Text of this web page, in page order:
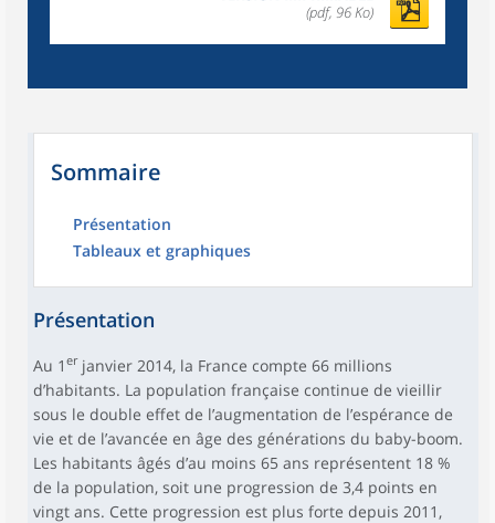
(pdf, 96 Ko)
Sommaire
Présentation
Tableaux et graphiques
Présentation
Au 1 erjanvier 2014, la France compte 66 millions
d’habitants. La population française continue de vieillir
sous le double effet de l’augmentation de l’espérance de
vie et de l’avancée en âge des générations du baby-boom.
Les habitants âgés d’au moins 65 ans représentent 18 %
de la population, soit une progression de 3,4 points en
vingt ans. Cette progression est plus forte depuis 2011,